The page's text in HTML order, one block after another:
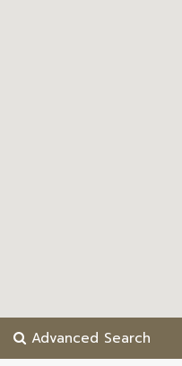
Advanced Search